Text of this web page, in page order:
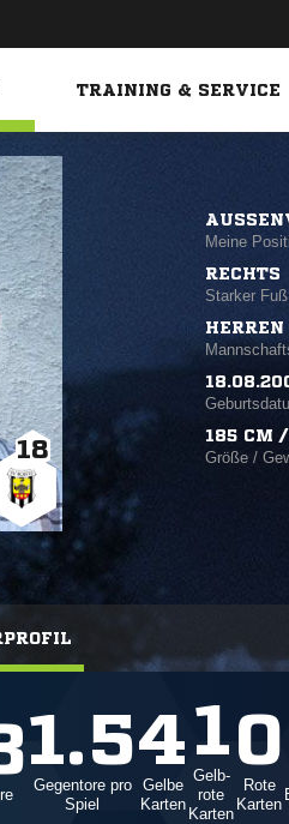
TRAINING & SERVICE
18
Meine
RECHTS
Starker Fuß
HERREN
185 CM
Größe /
1.5
Gegentore pro
Spiel
4
Gelbe
Karten
1
Gelb-
rote
Karten
0
Rote
Karten